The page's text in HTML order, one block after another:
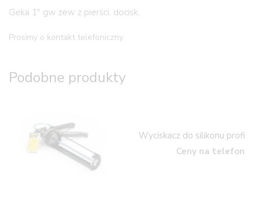
Geka 1″ gw zew z pierści. docisk.
Prosimy o kontakt telefoniczny
Podobne produkty
Wyciskacz do silikonu profi
Ceny na telefon